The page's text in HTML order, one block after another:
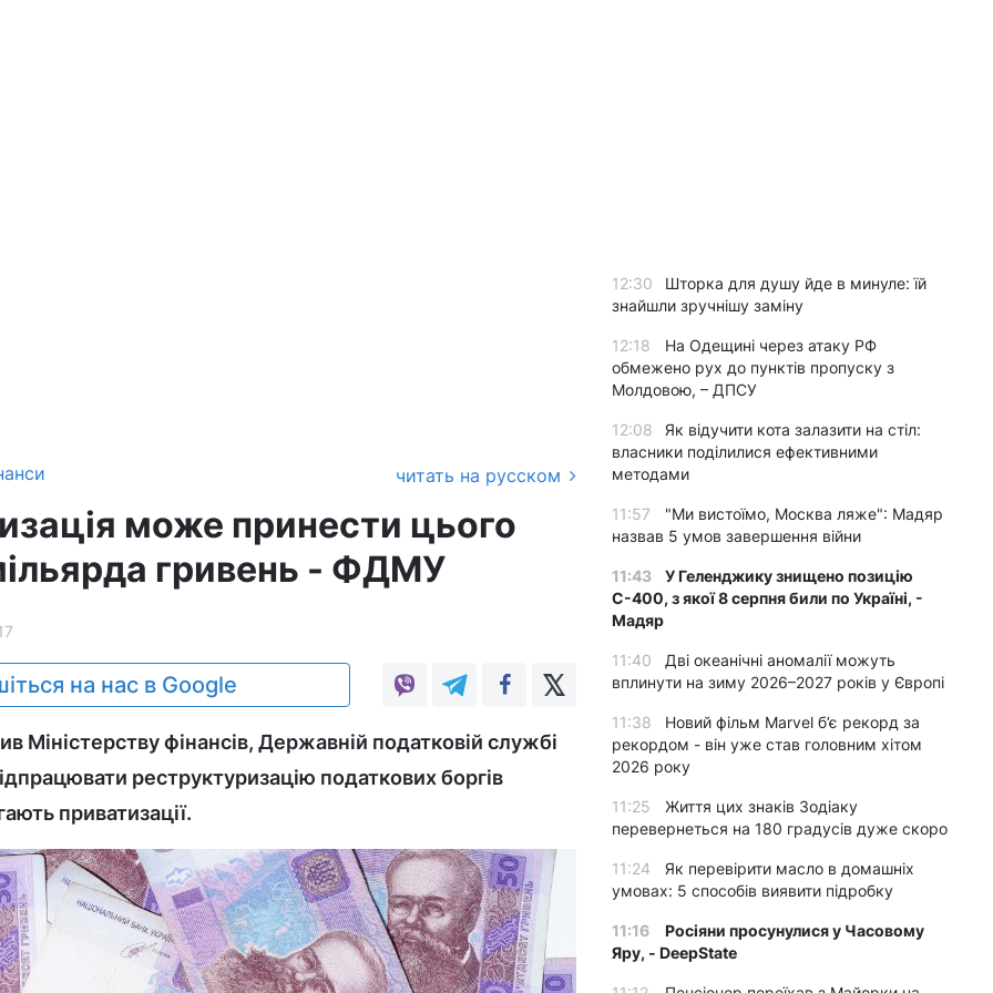
читать на русском
може принести цього
гривень - ФДМУ
на нас в Google
Міністерству фінансів, Державній податковій службі
реструктуризацію податкових боргів
приватизації.
12:30
Шторка для душу йде в минуле: їй
знайшли зручнішу заміну
12:18
На Одещині через атаку РФ
обмежено рух до пунктів пропуску з
Молдовою, – ДПСУ
12:08
Як відучити кота залазити на стіл:
власники поділилися ефективними
методами
11:57
"Ми вистоїмо, Москва ляже": Мадяр
назвав 5 умов завершення війни
11:43
У Геленджику знищено позицію
С-400, з якої 8 серпня били по Україні, -
Мадяр
11:40
Дві океанічні аномалії можуть
вплинути на зиму 2026–2027 років у Європі
11:38
Новий фільм Marvel б’є рекорд за
рекордом - він уже став головним хітом
2026 року
11:25
Життя цих знаків Зодіаку
перевернеться на 180 градусів дуже скоро
11:24
Як перевірити масло в домашніх
умовах: 5 способів виявити підробку
11:16
Росіяни просунулися у Часовому
Яру, - DeepState